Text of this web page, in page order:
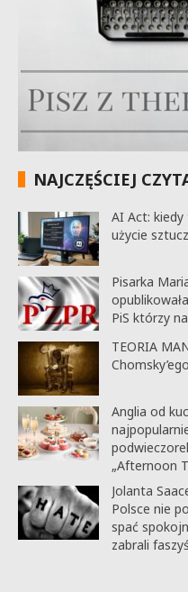
NAJCZĘŚCIEJ
AI Act:
użycie
Pisarka
PiS którzy
TEORIA
Chomsky’ego
Anglia od
„Afternoon
Jolanta
Polsce nie
spać
zabrali